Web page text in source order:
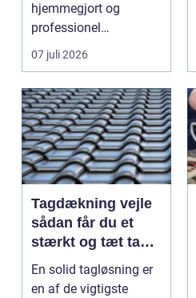
hjemmegjort og
professionel
vinduespudsning, nå...
07 juli 2026
Tagdækning vejle
sådan får du et
stærkt og tæt tag i
mange år
En solid tagløsning er
en af de vigtigste